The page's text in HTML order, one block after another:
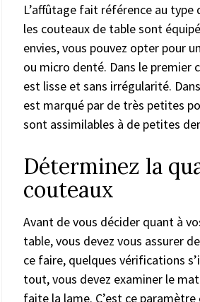
L’affûtage fait référence au
les couteaux de table sont
envies, vous pouvez opter pour
ou micro denté. Dans le premier
est lisse et sans irrégularité.
est marqué par de très petites
sont assimilables à de petites
Déterminez la
couteaux
Avant de vous décider quant à
table, vous devez vous assurer
ce faire, quelques vérifications
tout, vous devez examiner le
faite la lame. C’est ce